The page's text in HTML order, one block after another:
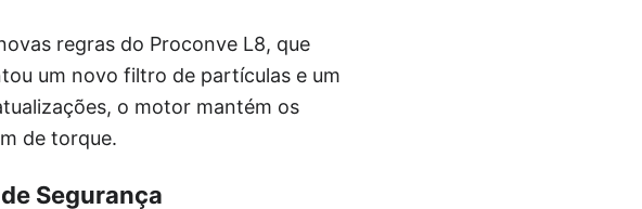
regras do Proconve L8, que
um novo filtro de partículas e um
o motor mantém os
de torque.
Segurança